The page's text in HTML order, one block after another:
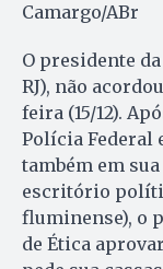
Camargo/ABr
O presidente
RJ), não
feira (15/12).
Polícia Federal
também em
escritório
fluminense), o
de Ética